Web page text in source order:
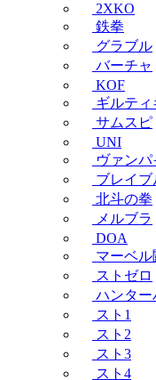
2XKO
鉄拳
グラブル
バーチャ
KOF
ギルティ
サムスピ
UNI
ヴァンパ
ブレイブ
北斗の拳
メルブラ
DOA
マーベル
ストゼロ
ハンター
スト1
スト2
スト3
スト4